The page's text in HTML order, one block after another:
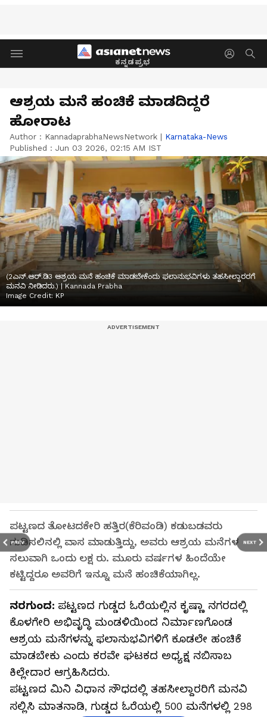
ಕನ್ನಡಪ್ರಭ
PREV NEXT
ಆಶ್ರಯ ಮನೆ ಹಂಚಿಕೆ ಮಾಡದಿದ್ದರೆ
ಹೋರಾಟ
Author : KannadaprabhaNewsNetwork | Karnataka-News
Published : Jun 03 2026, 02:15 AM IST
(2ಎನ್.ಆರ್.ಡಿ3 ಆಶ್ರಯ ಮನೆ ಹಂಚಿಕೆ ಮಾಡಬೇಕೆಂದು ಫಲಾನುಭವಿಗಳು ತಹಸೀಲ್ದಾರರಗೆ
ಮನವಿ ನೀಡಿದರು.) | Kannada Prabha
Image Credit: KP
ಪಟ್ಟಣದ ತೋಟದಕೇರಿ ಹತ್ತಿರ(ಕೆರಿವಂಡಿ) ಕಡುಬಡವರು
ಗುಡಿಸಲಿನಲ್ಲಿ ವಾಸ ಮಾಡುತ್ತಿದ್ದು, ಅವರು ಆಶ್ರಯ ಮನೆಗಳ
ಸಲುವಾಗಿ ಒಂದು ಲಕ್ಷ ರು. ಮೂರು ವರ್ಷಗಳ ಹಿಂದೆಯೇ
ಕಟ್ಟಿದ್ದರೂ ಅವರಿಗೆ ಇನ್ನೂ ಮನೆ ಹಂಚಿಕೆಯಾಗಿಲ್ಲ.
ನರಗುಂದ: ಪಟ್ಟಣದ ಗುಡ್ಡದ ಓರೆಯಲ್ಲಿನ ಕೃಷ್ಣಾ ನಗರದಲ್ಲಿ
ಕೊಳಗೇರಿ ಅಭಿವೃದ್ಧಿ ಮಂಡಳಿಯಿಂದ ನಿರ್ಮಾಣಗೊಂಡ
ಆಶ್ರಯ ಮನೆಗಳನ್ನು ಫಲಾನುಭವಿಗಳಿಗೆ ಕೂಡಲೇ ಹಂಚಿಕೆ
ಮಾಡಬೇಕು ಎಂದು ಕರವೇ ಘಟಕದ ಅಧ್ಯಕ್ಷ ನಬಿಸಾಬ
ಕಿಲ್ಲೇದಾರ ಆಗ್ರಹಿಸಿದರು.
ಪಟ್ಟಣದ ಮಿನಿ ವಿಧಾನ ಸೌಧದಲ್ಲಿ ತಹಸೀಲ್ದಾರರಿಗೆ ಮನವಿ
ಸಲ್ಲಿಸಿ ಮಾತನಾಡಿ, ಗುಡ್ಡದ ಓರೆಯಲ್ಲಿ 500 ಮನೆಗಳಲ್ಲಿ 298